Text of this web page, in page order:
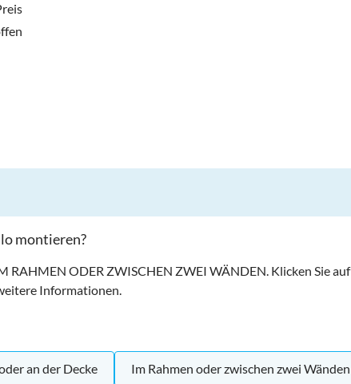
montieren?
RAHMEN ODER ZWISCHEN ZWEI WÄNDEN. Klicken Sie auf
Informationen.
an der Decke Im Rahmen oder zwischen zwei Wänden